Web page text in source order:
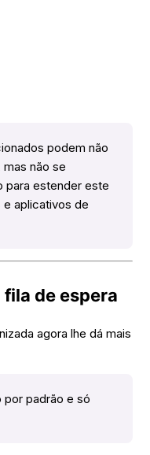
podem não
não se
para estender este
aplicativos de
de espera
agora lhe dá mais
padrão e só